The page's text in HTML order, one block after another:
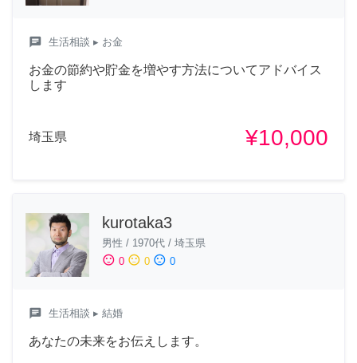
chat 生活相談 ▸ お金
お金の節約や貯金を増やす方法についてアドバイス
します
埼玉県 ¥10,000
kurotaka3
男性 / 1970代 / 埼玉県
sentiment_satisfied 0 sentiment_neutral 0 sentiment_dissatisfied 0
chat 生活相談 ▸ 結婚
あなたの未来をお伝えします。